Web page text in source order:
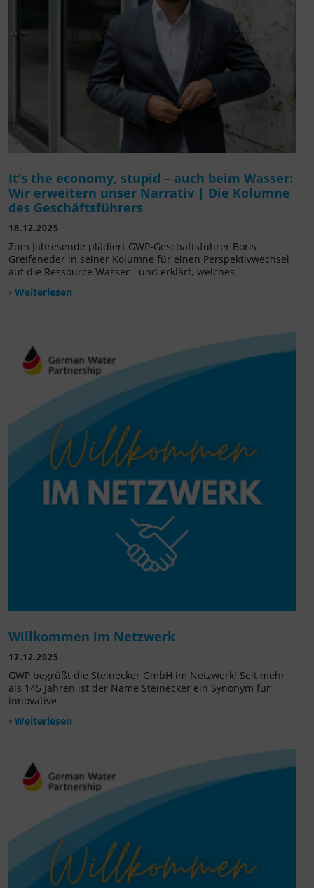
It’s the economy, stupid – auch beim Wasser:
Wir erweitern unser Narrativ | Die Kolumne
des Geschäftsführers
18.12.2025
Zum Jahresende plädiert GWP-Geschäftsführer Boris
Greifeneder in seiner Kolumne für einen Perspektivwechsel
auf die Ressource Wasser - und erklärt, welches
› Weiterlesen
Willkommen im Netzwerk
17.12.2025
GWP begrüßt die Steinecker GmbH im Netzwerk! Seit mehr
als 145 Jahren ist der Name Steinecker ein Synonym für
innovative
› Weiterlesen